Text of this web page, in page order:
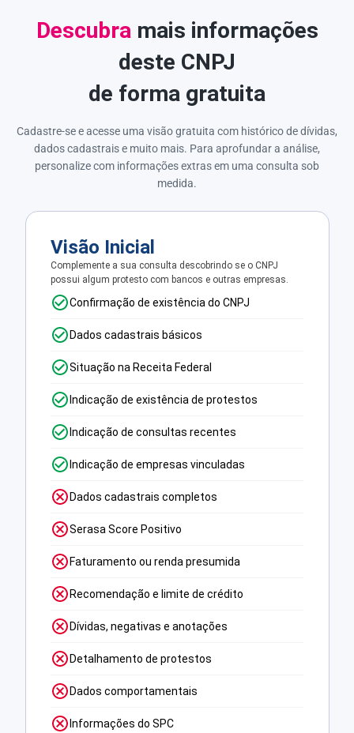
Descubra mais informações
deste CNPJ
de forma gratuita
Cadastre-se e acesse uma visão gratuita com histórico de dívidas,
dados cadastrais e muito mais. Para aprofundar a análise,
personalize com informações extras em uma consulta sob
medida.
Visão Inicial
Complemente a sua consulta descobrindo se o CNPJ
possui algum protesto com bancos e outras empresas.
Confirmação de existência do CNPJ
Dados cadastrais básicos
Situação na Receita Federal
Indicação de existência de protestos
Indicação de consultas recentes
Indicação de empresas vinculadas
Dados cadastrais completos
Serasa Score Positivo
Faturamento ou renda presumida
Recomendação e limite de crédito
Dívidas, negativas e anotações
Detalhamento de protestos
Dados comportamentais
Informações do SPC